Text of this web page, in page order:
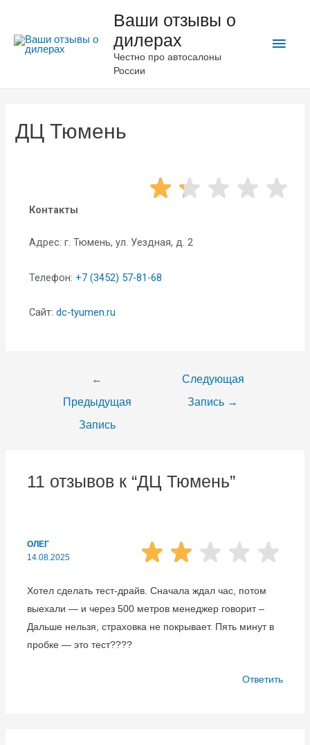
Ваши отзывы о
дилерах
Честно про автосалоны
России
ДЦ Тюмень
Контакты
Адрес: г. Тюмень, ул. Уездная, д. 2
Телефон:+7 (3452) 57-81-68
Сайт:dc-tyumen.ru
←
Предыдущая
Запись
Следующая
Запись →
11 отзывов к “ДЦ Тюмень”
ОЛЕГ
14.08.2025
Хотел сделать тест-драйв. Сначала ждал час, потом
выехали — и через 500 метров менеджер говорит –
Дальше нельзя, страховка не покрывает. Пять минут в
пробке — это тест????
Ответить